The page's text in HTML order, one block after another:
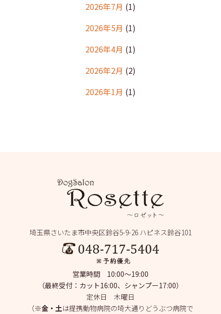
2026年7月 (1)
2026年5月 (1)
2026年4月 (1)
2026年2月 (2)
2026年1月 (1)
2025年8月(2)
(2)
2025年5月(4)
2025年4月
(1)
2025年3月(2)
埼玉県さいたま市中央区鈴谷5-9-26 ハピネス鈴谷101
営業時間 10:00～19:00
（最終受付：カット16:00、シャンプー17:00）
定休日 木曜日
（※金・土は提携動物病院の埼大通りどうぶつ病院で